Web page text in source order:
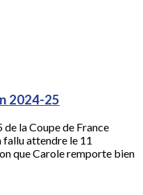
2024-25
la Coupe de France
attendre le 11
que Carole remporte bien